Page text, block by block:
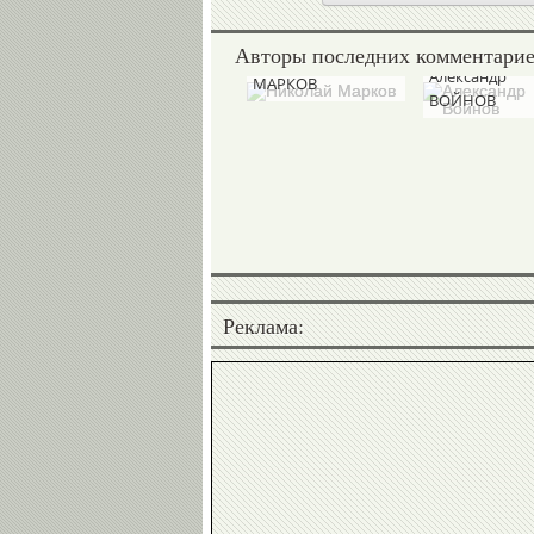
Авторы последних
Николай
МАРКОВ
Александр
ВОЙНОВ
Реклама: